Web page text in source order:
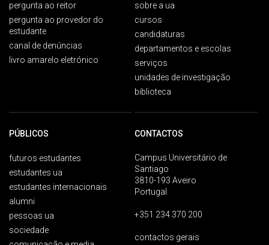
pergunta ao reitor
pergunta ao provedor do
estudante
canal de denúncias
livro amarelo eletrónico
sobre a ua
cursos
candidaturas
departamentos e escolas
serviços
unidades de investigação
biblioteca
PÚBLICOS
futuros estudantes
estudantes ua
estudantes internacionais
alumni
pessoas ua
sociedade
CONTACTOS
Campus Universitário de
Santiago
3810-193 Aveiro
Portugal
+351 234 370 200
contactos gerais